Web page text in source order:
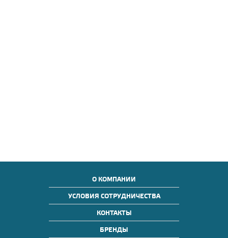
О КОМПАНИИ
УСЛОВИЯ СОТРУДНИЧЕСТВА
КОНТАКТЫ
БРЕНДЫ